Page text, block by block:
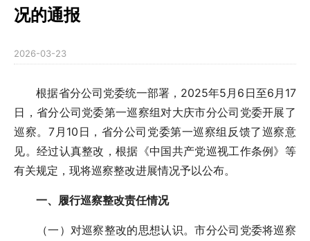
况的通报
2026-03-23
根据省分公司党委统一部署，2025年5月6日至6月17
日，省分公司党委第一巡察组对大庆市分公司党委开展了
巡察。7月10日，省分公司党委第一巡察组反馈了巡察意
见。经过认真整改，根据《中国共产党巡视工作条例》等
有关规定，现将巡察整改进展情况予以公布。
一、履行巡察整改责任情况
（一）对巡察整改的思想认识。市分公司党委将巡察